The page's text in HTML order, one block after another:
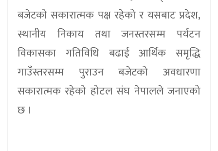
बजेटको सकारात्मक पक्ष रहेको र यसबाट प्रदेश,
स्थानीय निकाय तथा जनस्तरसम्म पर्यटन
विकासका गतिविधि बढाई आर्थिक समृद्धि
गाउँस्तरसम्म पुराउन बजेटको अवधारणा
सकारात्मक रहेको होटल संघ नेपालले जनाएको
छ ।